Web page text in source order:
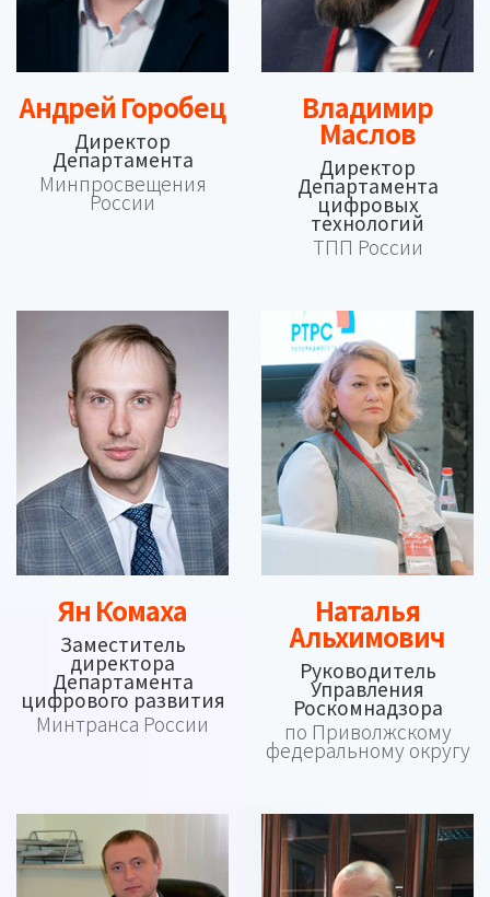
Андрей Горобец
Директор
Департамента
Минпросвещения
России
Владимир
Маслов
Директор
Департамента
цифровых
технологий
ТПП России
Ян Комаха
Заместитель
директора
Департамента
цифрового развития
Минтранса России
Наталья
Альхимович
Руководитель
Управления
Роскомнадзора
по Приволжскому
федеральному округу